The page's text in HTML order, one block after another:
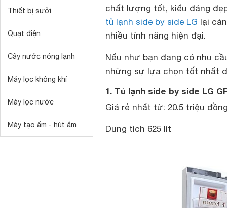
Thiết bị sưởi
Quạt điện
Cây nước nóng lạnh
Máy lọc không khí
Máy lọc nước
Máy tạo ẩm - hút ẩm
chất lượng tốt, kiểu đáng
tủ lạnh side by side LG lại
nhiều tính năng hiện đại.
Nếu như bạn đang có nhu
những sự lựa chọn tốt nhất
1. Tủ lạnh side by side LG
Giá rẻ nhất từ: 20.5 triệu
Dung tích 625 lít